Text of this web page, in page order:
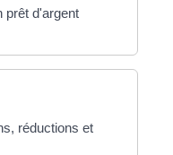
prêt d'argent
réductions et